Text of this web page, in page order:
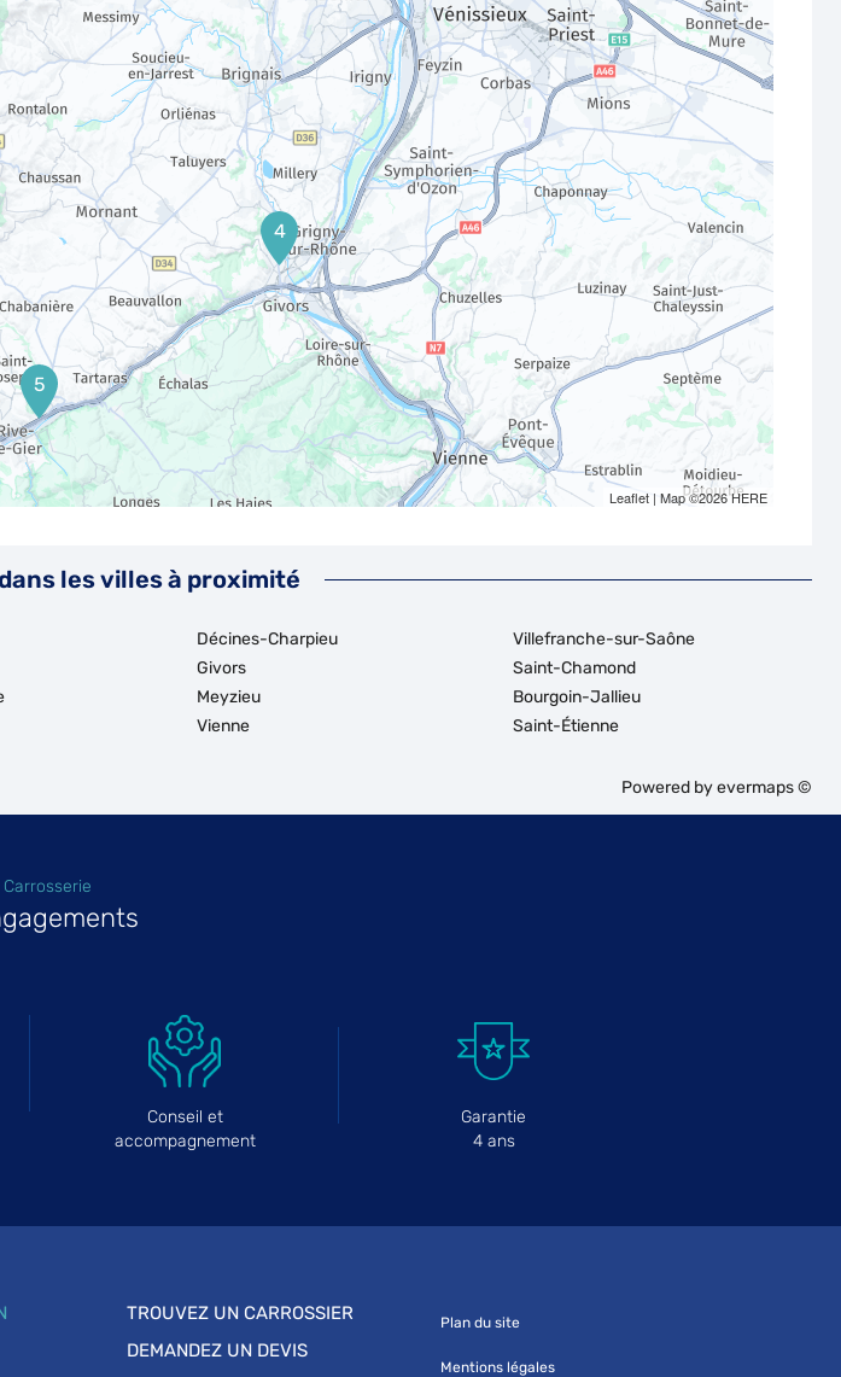
5
4
Leaflet| Map ©2026HERE
les villes à proximité
Décines-Charpieu
Givors
Meyzieu
Vienne
Villefranche-sur-Saône
Saint-Chamond
Bourgoin-Jallieu
Saint-Étienne
Powered byevermaps ©
Conseil et
accompagnement
Garantie
4 ans
TROUVEZ UN CARROSSIER
DEMANDEZ UN DEVIS
Plan du site
Mentions légales